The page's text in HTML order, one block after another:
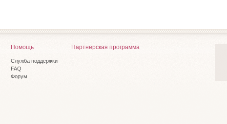
Помощь
Служба поддержки
FAQ
Форум
Партнерская программа